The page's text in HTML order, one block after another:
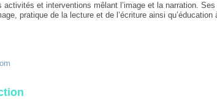
activités et interventions mêlant l’image et la narration. Ses
pratique de la lecture et de l’écriture ainsi qu’éducation